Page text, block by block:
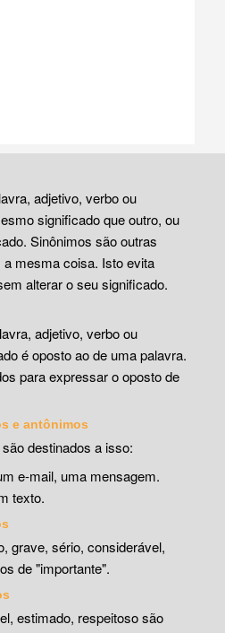
adjetivo, verbo ou
significado que outro, ou
Sinônimos são outras
mesma coisa. Isto evita
alterar o seu significado.
adjetivo, verbo ou
é oposto ao de uma palavra.
para expressar o oposto de
e antônimos
destinados a isso:
e-mail, uma mensagem.
texto.
grave, sério, considerável,
de "importante".
estimado, respeitoso são